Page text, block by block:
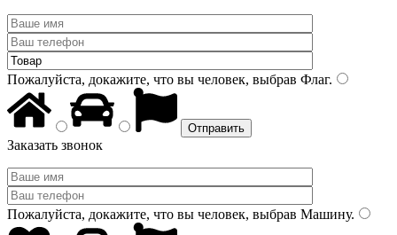
Пожалуйста, докажите, что вы человек, выбрав Флаг.
Заказать звонок
Пожалуйста, докажите, что вы человек, выбрав Машину.